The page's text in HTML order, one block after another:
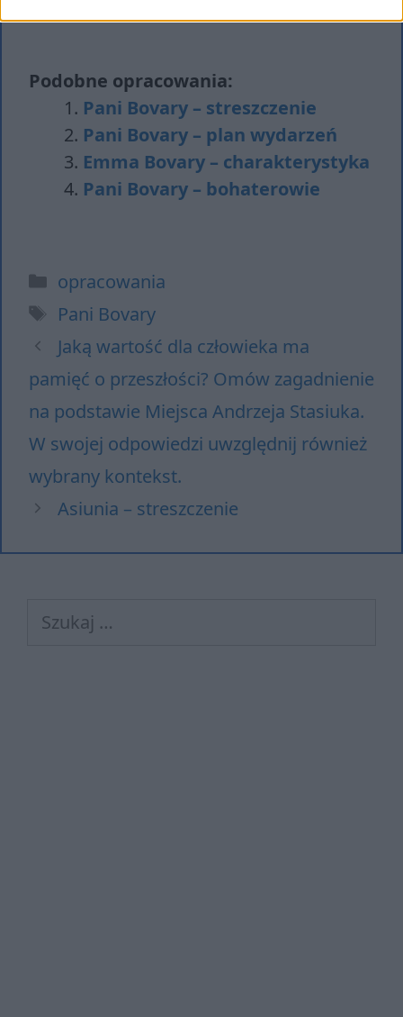
Podobne opracowania:
Pani Bovary – streszczenie
Pani Bovary – plan wydarzeń
Emma Bovary – charakterystyka
Pani Bovary – bohaterowie
Kategorie
opracowania
Tagi
Pani Bovary
Jaką wartość dla człowieka ma
pamięć o przeszłości? Omów zagadnienie
na podstawie Miejsca Andrzeja Stasiuka.
W swojej odpowiedzi uwzględnij również
wybrany kontekst.
Asiunia – streszczenie